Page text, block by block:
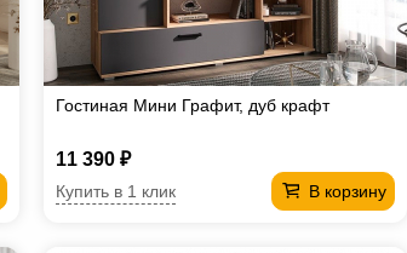
Гостиная Мини Графит, дуб крафт
11 390 ₽
В корзину
Купить в 1 клик